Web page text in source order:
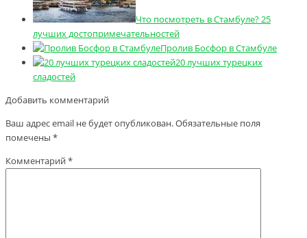
Что посмотреть в Стамбуле? 25
лучших достопримечательностей
Пролив Босфор в Стамбуле
20 лучших турецких
сладостей
Добавить комментарий
Ваш адрес email не будет опубликован.Обязательные поля
помечены *
Комментарий*